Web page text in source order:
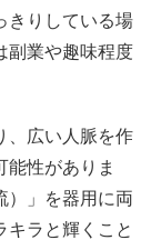
きりしている場
副業や趣味程度
、広い人脈を作
能性がありま
）」を器用に両
キラと輝くこと